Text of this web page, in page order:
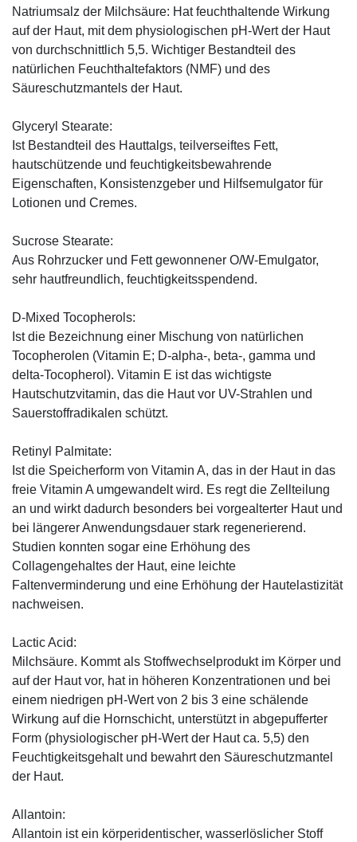
Natriumsalz der Milchsäure: Hat feuchthaltende Wirkung
auf der Haut, mit dem physiologischen pH-Wert der Haut
von durchschnittlich 5,5. Wichtiger Bestandteil des
natürlichen Feuchthaltefaktors (NMF) und des
Säureschutzmantels der Haut.
Glyceryl Stearate:
Ist Bestandteil des Hauttalgs, teilverseiftes Fett,
hautschützende und feuchtigkeitsbewahrende
Eigenschaften, Konsistenzgeber und Hilfsemulgator für
Lotionen und Cremes.
Sucrose Stearate:
Aus Rohrzucker und Fett gewonnener O/W-Emulgator,
sehr hautfreundlich, feuchtigkeitsspendend.
D-Mixed Tocopherols:
Ist die Bezeichnung einer Mischung von natürlichen
Tocopherolen (Vitamin E; D-alpha-, beta-, gamma und
delta-Tocopherol). Vitamin E ist das wichtigste
Hautschutzvitamin, das die Haut vor UV-Strahlen und
Sauerstoffradikalen schützt.
Retinyl Palmitate:
Ist die Speicherform von Vitamin A, das in der Haut in das
freie Vitamin A umgewandelt wird. Es regt die Zellteilung
an und wirkt dadurch besonders bei vorgealterter Haut und
bei längerer Anwendungsdauer stark regenerierend.
Studien konnten sogar eine Erhöhung des
Collagengehaltes der Haut, eine leichte
Faltenverminderung und eine Erhöhung der Hautelastizität
nachweisen.
Lactic Acid:
Milchsäure. Kommt als Stoffwechselprodukt im Körper und
auf der Haut vor, hat in höheren Konzentrationen und bei
einem niedrigen pH-Wert von 2 bis 3 eine schälende
Wirkung auf die Hornschicht, unterstützt in abgepufferter
Form (physiologischer pH-Wert der Haut ca. 5,5) den
Feuchtigkeitsgehalt und bewahrt den Säureschutzmantel
der Haut.
Allantoin:
Allantoin ist ein körperidentischer, wasserlöslicher Stoff